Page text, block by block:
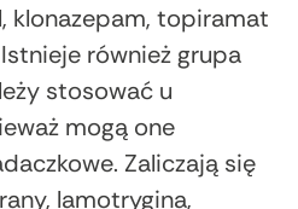
klonazepam, topiramat
również grupa
stosować u
mogą one
Zaliczają się
lamotrygina,